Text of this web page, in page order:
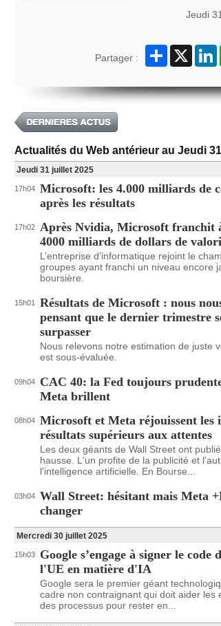
Jeudi
Partager :
Partager
X
Actualités du Web antérieur au Jeudi
Jeudi 31 juillet 2025
17h04 Microsoft: les 4.000 milliards de
après les résultats
17h02 Après Nvidia, Microsoft franchit
4000 milliards de dollars de
L’entreprise d’informatique rejoint le
groupes ayant franchi un niveau encore
boursière.
15h01
Résultats de Microsoft : nous
pensant que le dernier trimestre
surpasser
Nous relevons notre estimation de juste
est sous-évaluée.
09h04
CAC 40: la Fed toujours
Meta brillent
08h04 Microsoft et Meta réjouissent les
résultats supérieurs aux attentes
Les deux géants de Wall Street ont
hausse. L'un profite de la publicité et
l'intelligence artificielle. En Bourse...
03h04 Wall Street: hésitant mais Meta
changer
Mercredi 30 juillet 2025
15h03
Google s’engage à signer le code
l'UE en matière d'IA
Google sera le premier géant
cadre non contraignant qui doit aider les
des processus pour rester en...